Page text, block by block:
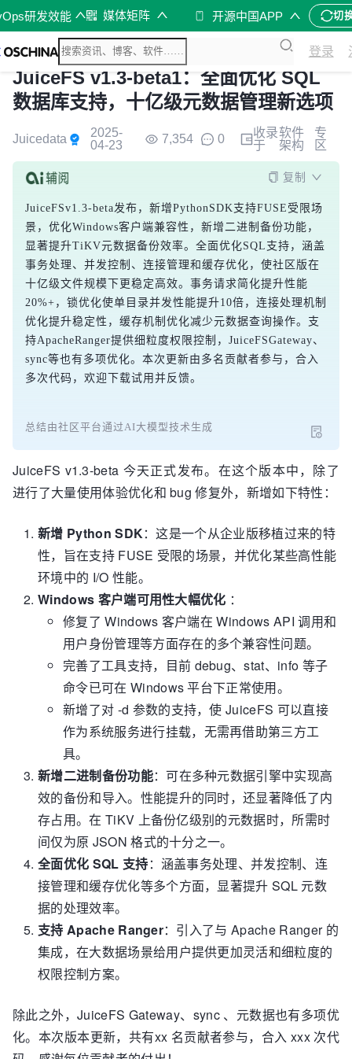
研发效能 媒体矩阵 开源中国APP 切
登录
JuiceFS v1.3-beta1：全面优化 SQL
数据库支持，十亿级元数据管理新选项
Juicedata
2025-
04-23
7,354 0
收录
于
软件
架构
专
区
复制
JuiceFSv1.3-beta发布，新增PythonSDK支持FUSE受限场
景，优化Windows客户端兼容性，新增二进制备份功能，
显著提升TiKV元数据备份效率。全面优化SQL支持，涵盖
事务处理、并发控制、连接管理和缓存优化，使社区版在
十亿级文件规模下更稳定高效。事务请求简化提升性能
20%+，锁优化使单目录并发性能提升10倍，连接处理机制
优化提升稳定性，缓存机制优化减少元数据查询操作。支
持ApacheRanger提供细粒度权限控制，JuiceFSGateway、
sync等也有多项优化。本次更新由多名贡献者参与，合入
多次代码，欢迎下载试用并反馈。
总结由社区平台通过AI大模型技术生成
JuiceFS v1.3-beta 今天正式发布。在这个版本中，除了
进行了大量使用体验优化和 bug 修复外，新增如下特性：
新增 Python SDK：这是一个从企业版移植过来的特
性，旨在支持 FUSE 受限的场景，并优化某些高性能
环境中的 I/O 性能。
Windows 客户端可用性大幅优化 ：
修复了 Windows 客户端在 Windows API 调用和
用户身份管理等方面存在的多个兼容性问题。
完善了工具支持，目前 debug、stat、info 等子
命令已可在 Windows 平台下正常使用。
新增了对 -d 参数的支持，使 JuiceFS 可以直接
作为系统服务进行挂载，无需再借助第三方工
具。
新增二进制备份功能：可在多种元数据引擎中实现高
效的备份和导入。性能提升的同时，还显著降低了内
存占用。在 TiKV 上备份亿级别的元数据时，所需时
间仅为原 JSON 格式的十分之一。
全面优化 SQL 支持：涵盖事务处理、并发控制、连
接管理和缓存优化等多个方面，显著提升 SQL 元数
据的处理效率。
支持 Apache Ranger：引入了与 Apache Ranger 的
集成，在大数据场景给用户提供更加灵活和细粒度的
权限控制方案。
除此之外，JuiceFS Gateway、sync 、元数据也有多项优
化。本次版本更新，共有xx 名贡献者参与，合入 xxx 次代